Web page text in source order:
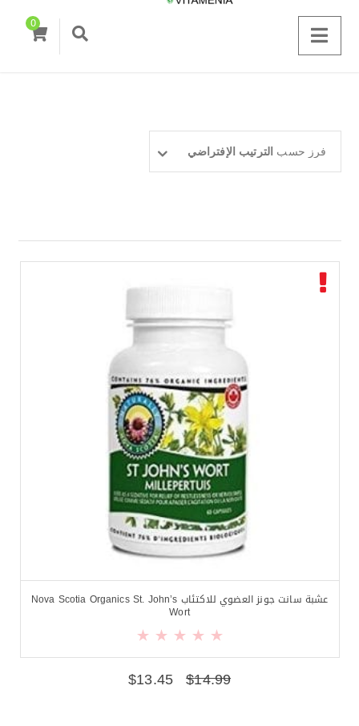
0
فرز حسب الترتيب الإفتراضي
عشبة سانت جونز العضوي للاكتئاب Nova Scotia Organics St. John’s
Wort
$14.99
$13.45